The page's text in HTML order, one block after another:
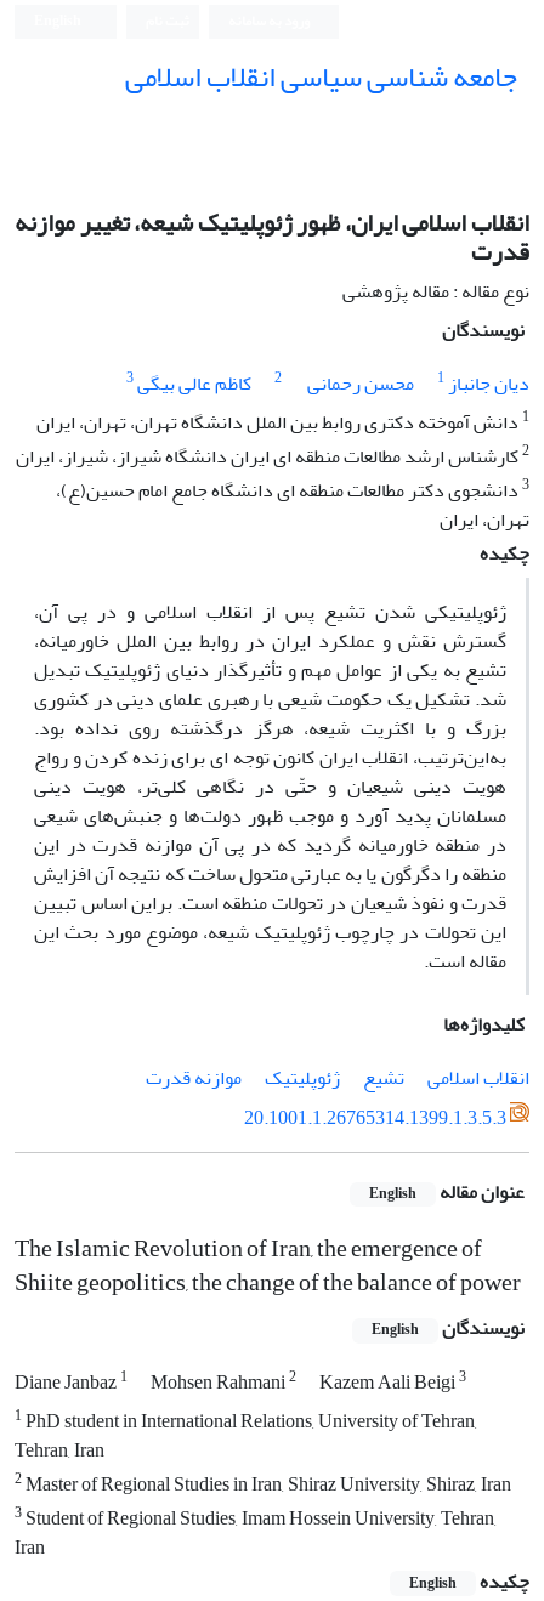
جامعه شناسی سیاسی انقلاب اسلامی
انقلاب اسلامی ایران، ظهور ژئوپلیتیک شیعه، تغییر موازنه
قدرت
نوع مقاله : مقاله پژوهشی
نویسندگان
دیان جانباز1 محسن رحمانی 2 کاظم عالی بیگی3
1 دانش آموخته دکتری روابط بین الملل دانشگاه تهران، تهران، ایران
2کارشناس ارشد مطالعات منطقه ای ایران دانشگاه شیراز، شیراز، ایران
3دانشجوی دکتر مطالعات منطقه ای دانشگاه جامع امام حسین(ع)،
تهران، ایران
چکیده
ژئوپلیتیکی شدن تشیع پس از انقلاب اسلامی و در پی آن،
گسترش نقش و عملکرد ایران در روابط بین الملل خاورمیانه،
تشیع به یکی از عوامل مهم و تأثیرگذار دنیای ژئوپلیتیک تبدیل
شد. تشکیل یک حکومت شیعی با رهبری علمای دینی در کشوری
بزرگ و با اکثریت شیعه، هرگز درگذشته روی نداده بود.
به‌این‌ترتیب، انقلاب ایران کانون توجه ای برای زنده کردن و رواج
هویت دینی شیعیان و حتّی در نگاهی کلی‌تر، هویت دینی
مسلمانان پدید آورد و موجب ظهور دولت‌ها و جنبش‌های شیعی
در منطقه خاورمیانه گردید که در پی آن موازنه قدرت در این
منطقه را دگرگون یا به عبارتی متحول ساخت که نتیجه آن افزایش
قدرت و نفوذ شیعیان در تحولات منطقه است. براین اساس تبیین
این تحولات در چارچوب ژئوپلیتیک شیعه، موضوع مورد بحث این
مقاله است.
کلیدواژه‌ها
انقلاب اسلامی
تشیع ژئوپلیتیک
موازنه قدرت
20.1001.1.26765314.1399.1.3.5.3
عنوان مقاله English
The Islamic Revolution of Iran, the emergence of
Shiite geopolitics, the change of the balance of power
نویسندگان English
Diane Janbaz1 Mohsen Rahmani2 Kazem Aali Beigi3
1PhD student in International Relations, University of Tehran,
Tehran, Iran
2Master of Regional Studies in Iran, Shiraz University, Shiraz, Iran
3Student of Regional Studies, Imam Hossein University, Tehran,
Iran
چکیده
English